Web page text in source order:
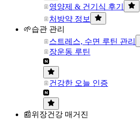
영양제 & 건기식 후기
처방약 정보
🌱습관 관리
스트레스, 수면 루틴 관리
장운동 루틴
건강한 오늘 인증
📰위장건강 매거진